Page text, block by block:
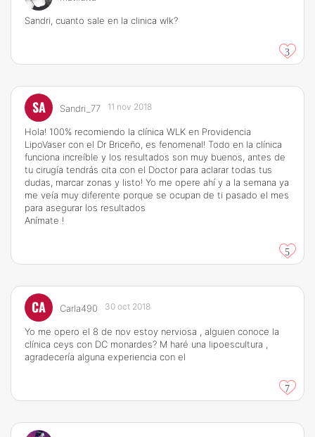
Sandri, cuanto sale en la clinica wlk?
3
SA Sandri_77 11 nov 2018
Hola! 100% recomiendo la clínica WLK en Providencia
LipoVaser con el Dr Briceño, es fenomenal! Todo en la clínica
funciona increíble y los resultados son muy buenos, antes de
tu cirugía tendrás cita con el Doctor para aclarar todas tus
dudas, marcar zonas y listo! Yo me opere ahí y a la semana ya
me veía muy diferente porque se ocupan de ti pasado el mes
para asegurar los resultados
Anímate !
5
CA Carla490 30 oct 2018
Yo me opero el 8 de nov estoy nerviosa , alguien conoce la
clínica ceys con DC monardes? M haré una lipoescultura ,
agradecería alguna experiencia con el
7